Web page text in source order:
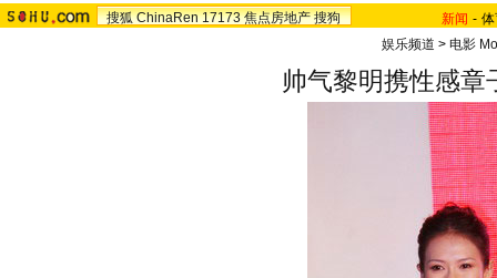
搜狐 ChinaRen 17173 焦点房地产 搜狗 新闻 -
娱乐频道 >电影
帅气黎明携性感章